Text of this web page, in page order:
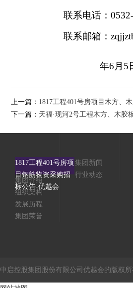
联系电话：
联系邮箱：
日
年6 月 5
上一篇： 1817工程401号房项目木方、
下一篇： 天福·现河2号工程木方、木胶
1817工程401号房项
目钢筋物资采购招
标公告-优越会
集团介绍
组织架构
发展历程
集团荣誉
集团新闻
行业动态
中启控股集团股份有限公司优越会的版权